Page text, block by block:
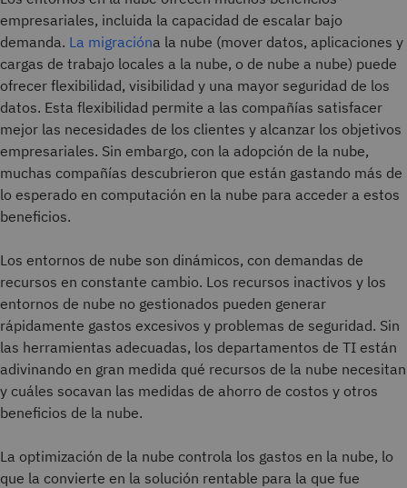
empresariales, incluida la capacidad de escalar bajo
demanda. La migracióna la nube (mover datos, aplicaciones y
cargas de trabajo locales a la nube, o de nube a nube) puede
ofrecer flexibilidad, visibilidad y una mayor seguridad de los
datos. Esta flexibilidad permite a las compañías satisfacer
mejor las necesidades de los clientes y alcanzar los objetivos
empresariales. Sin embargo, con la adopción de la nube,
muchas compañías descubrieron que están gastando más de
lo esperado en computación en la nube para acceder a estos
beneficios.
Los entornos de nube son dinámicos, con demandas de
recursos en constante cambio. Los recursos inactivos y los
entornos de nube no gestionados pueden generar
rápidamente gastos excesivos y problemas de seguridad. Sin
las herramientas adecuadas, los departamentos de TI están
adivinando en gran medida qué recursos de la nube necesitan
y cuáles socavan las medidas de ahorro de costos y otros
beneficios de la nube.
La optimización de la nube controla los gastos en la nube, lo
que la convierte en la solución rentable para la que fue